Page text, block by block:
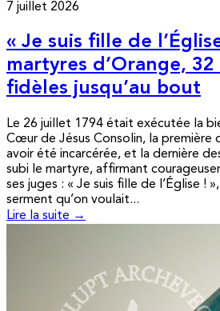
7 juillet 2026
« Je suis fille de
martyres d’Orange,
fidèles jusqu’au bout
Le 26 juillet 1794 était exécutée la
Cœur de Jésus Consolin, la première
avoir été incarcérée, et la dernière
subi le martyre, affirmant
ses juges : « Je suis fille de l’Église !
serment qu’on voulait...
Lire la suite →